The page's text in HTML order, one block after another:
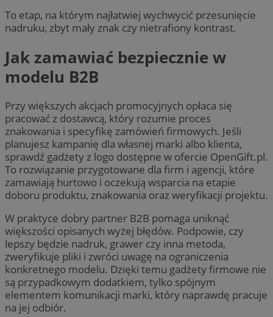
To etap, na którym najłatwiej wychwycić przesunięcie
nadruku, zbyt mały znak czy nietrafiony kontrast.
Jak zamawiać bezpiecznie w
modelu B2B
Przy większych akcjach promocyjnych opłaca się
pracować z dostawcą, który rozumie proces
znakowania i specyfikę zamówień firmowych. Jeśli
planujesz kampanię dla własnej marki albo klienta,
sprawdź gadżety z logo dostępne w ofercie OpenGift.pl.
To rozwiązanie przygotowane dla firm i agencji, które
zamawiają hurtowo i oczekują wsparcia na etapie
doboru produktu, znakowania oraz weryfikacji projektu.
W praktyce dobry partner B2B pomaga uniknąć
większości opisanych wyżej błędów. Podpowie, czy
lepszy będzie nadruk, grawer czy inna metoda,
zweryfikuje pliki i zwróci uwagę na ograniczenia
konkretnego modelu. Dzięki temu gadżety firmowe nie
są przypadkowym dodatkiem, tylko spójnym
elementem komunikacji marki, który naprawdę pracuje
na jej odbiór.